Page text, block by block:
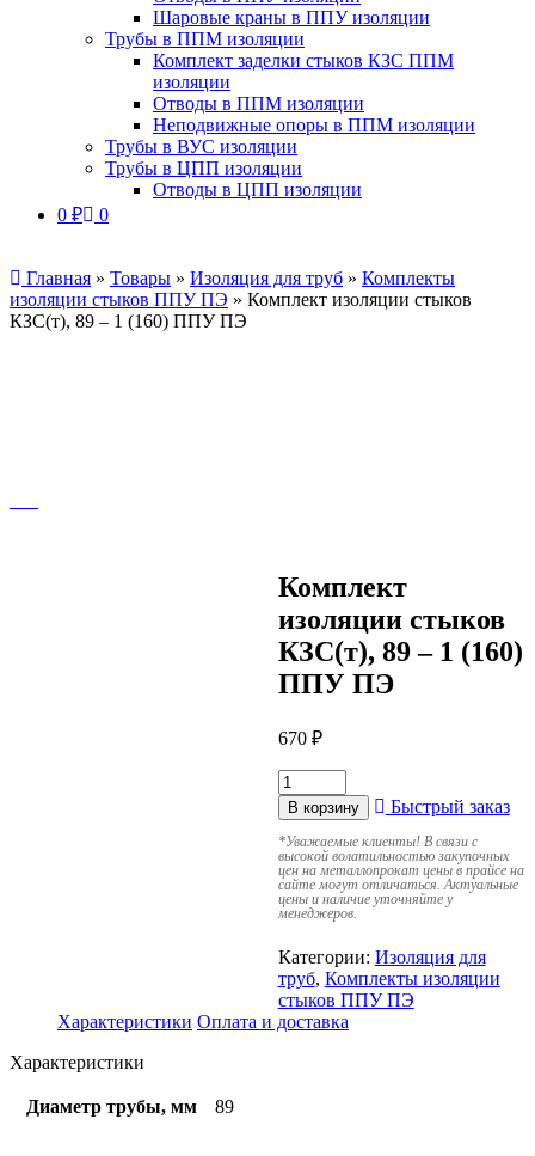
Шаровые краны в ППУ изоляции
Трубы в ППМ изоляции
Комплект заделки стыков КЗС ППМ
изоляции
Отводы в ППМ изоляции
Неподвижные опоры в ППМ изоляции
Трубы в ВУС изоляции
Трубы в ЦПП изоляции
Отводы в ЦПП изоляции
0 ₽ 0
Главная » Товары » Изоляция для труб » Комплекты
изоляции стыков ППУ ПЭ » Комплект изоляции стыков
КЗС(т), 89 – 1 (160) ППУ ПЭ
Комплект
изоляции стыков
КЗС(т), 89 – 1 (160)
ППУ ПЭ
670 ₽
В корзину Быстрый заказ
*Уважаемые клиенты! В связи с
высокой волатильностью закупочных
цен на металлопрокат цены в прайсе на
сайте могут отличаться. Актуальные
цены и наличие уточняйте у
менеджеров.
Категории: Изоляция для
труб, Комплекты изоляции
стыков ППУ ПЭ
Характеристики Оплата и доставка
Характеристики
Диаметр трубы, мм 89